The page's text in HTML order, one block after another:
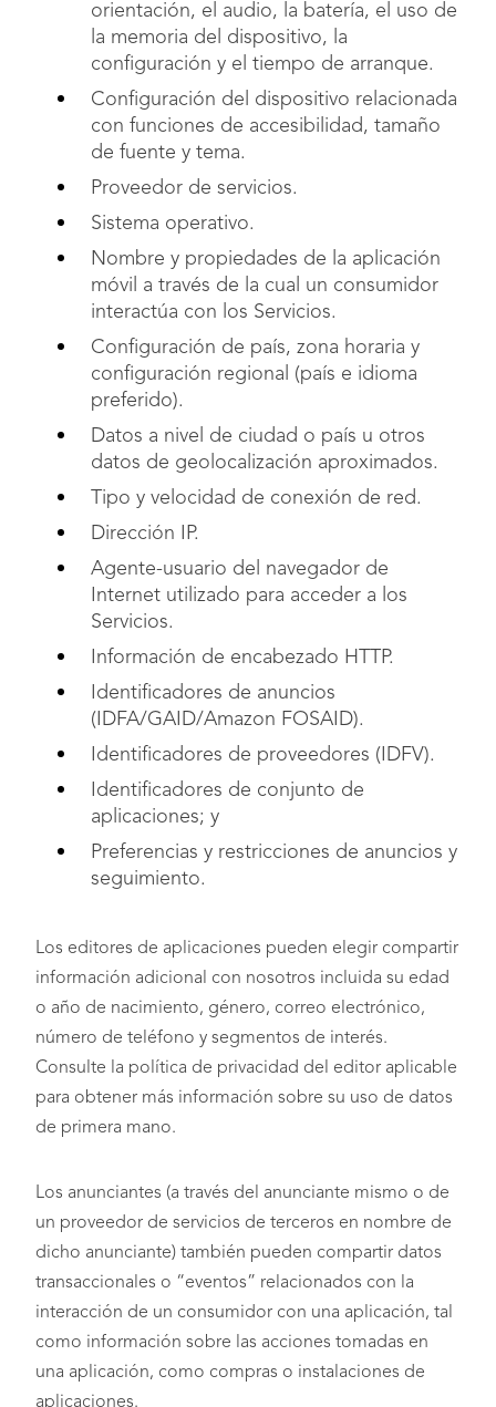
orientación, el audio, la batería, el uso de
la memoria del dispositivo, la
configuración y el tiempo de arranque.
Configuración del dispositivo relacionada
con funciones de accesibilidad, tamaño
de fuente y tema.
Proveedor de servicios.
Sistema operativo.
Nombre y propiedades de la aplicación
móvil a través de la cual un consumidor
interactúa con los Servicios.
Configuración de país, zona horaria y
configuración regional (país e idioma
preferido).
Datos a nivel de ciudad o país u otros
datos de geolocalización aproximados.
Tipo y velocidad de conexión de red.
Dirección IP.
Agente-usuario del navegador de
Internet utilizado para acceder a los
Servicios.
Información de encabezado HTTP.
Identificadores de anuncios
(IDFA/GAID/Amazon FOSAID).
Identificadores de proveedores (IDFV).
Identificadores de conjunto de
aplicaciones; y
Preferencias y restricciones de anuncios y
seguimiento.
Los editores de aplicaciones pueden elegir compartir
información adicional con nosotros incluida su edad
o año de nacimiento, género, correo electrónico,
número de teléfono y segmentos de interés.
Consulte la política de privacidad del editor aplicable
para obtener más información sobre su uso de datos
de primera mano.
Los anunciantes (a través del anunciante mismo o de
un proveedor de servicios de terceros en nombre de
dicho anunciante) también pueden compartir datos
transaccionales o “eventos” relacionados con la
interacción de un consumidor con una aplicación, tal
como información sobre las acciones tomadas en
una aplicación, como compras o instalaciones de
aplicaciones.